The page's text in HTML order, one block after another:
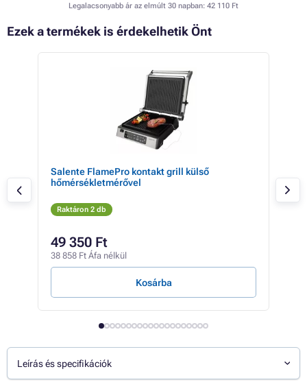
Legalacsonyabb ár az elmúlt 30 napban: 42 110 Ft
Ezek a termékek is érdekelhetik Önt
Salente FlamePro kontakt grill külső
hőmérsékletmérővel
Raktáron 2 db
49 350 Ft
38 858 Ft Áfa nélkül
Kosárba
Leírás és specifikációk